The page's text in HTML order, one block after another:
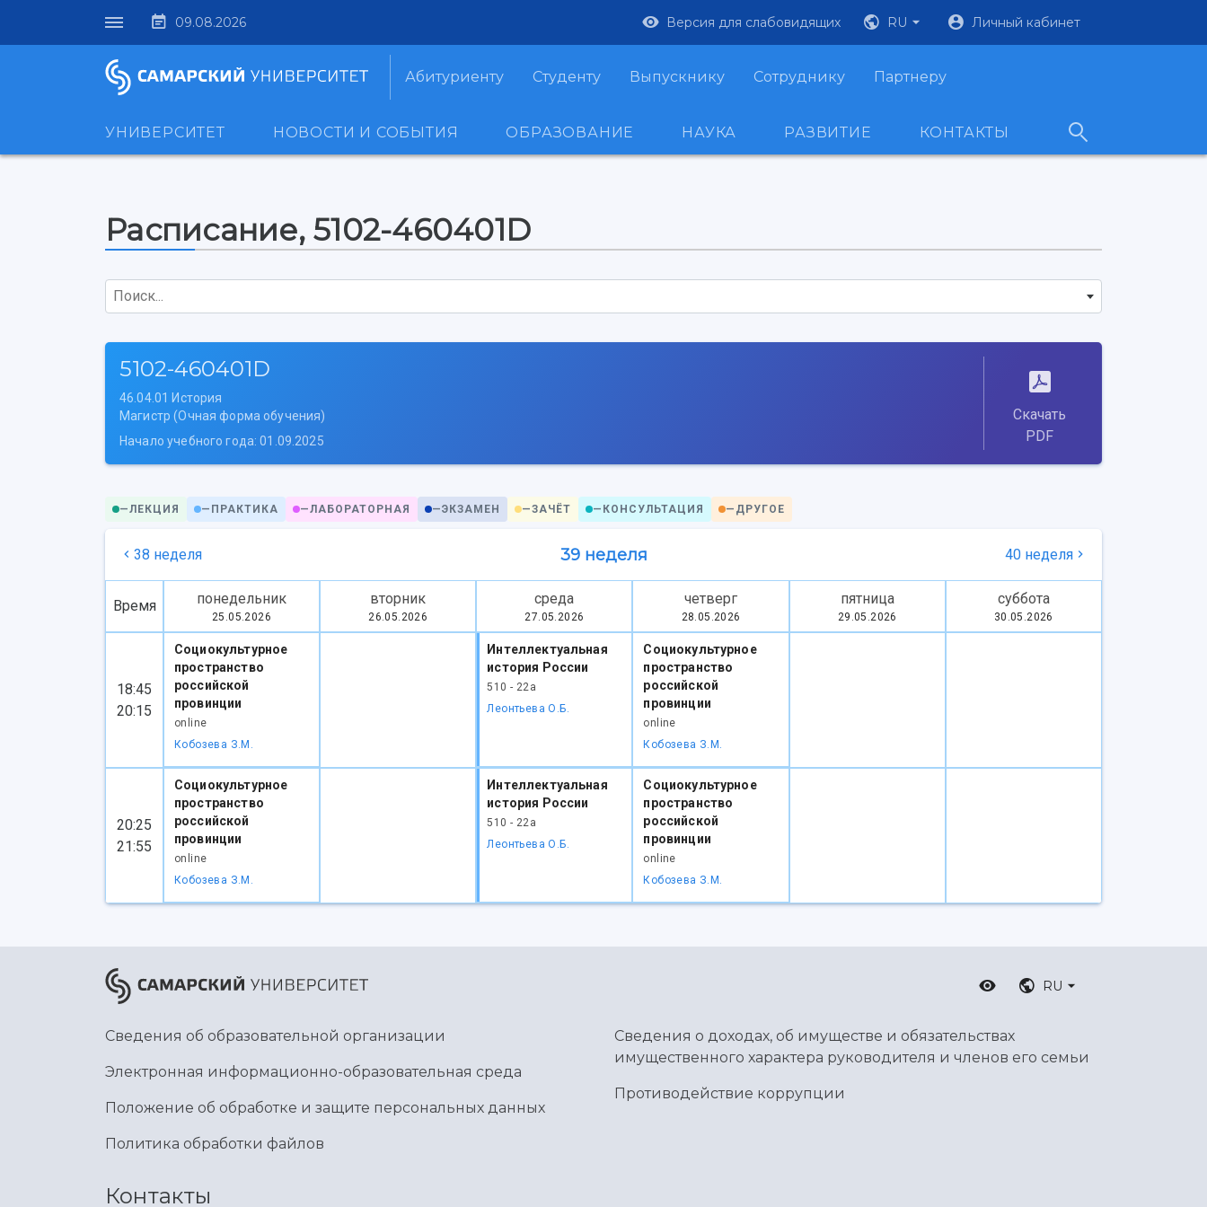
09.08.2026 Версия для слабовидящих RU Личный кабинет
Абитуриенту Студенту Выпускнику Сотруднику Партнеру
УНИВЕРСИТЕТ НОВОСТИ И СОБЫТИЯ ОБРАЗОВАНИЕ НАУКА РАЗВИТИЕ КОНТАКТЫ
Расписание, 5102-460401D
Поиск...
5102-460401D
46.04.01 История
Магистр (Очная форма обучения)
Начало учебного года: 01.09.2025
Скачать
PDF
—ЛЕКЦИЯ — ПРАКТИКА —ЛАБОРАТОРНАЯ —ЭКЗАМЕН —ЗАЧЁТ — КОНСУЛЬТАЦИЯ — ДРУГОЕ
38 неделя 39 неделя 40 неделя
Время понедельник
25.05.2026
вторник
26.05.2026
среда
27.05.2026
четверг
28.05.2026
пятница
29.05.2026
суббота
30.05.2026
18:45
20:15
Социокультурное
пространство
российской
провинции
online
Кобозева З.М.
Интеллектуальная
история России
510 - 22а
Леонтьева О.Б.
Социокультурное
пространство
российской
провинции
online
Кобозева З.М.
20:25
21:55
Социокультурное
пространство
российской
провинции
online
Кобозева З.М.
Интеллектуальная
история России
510 - 22а
Леонтьева О.Б.
Социокультурное
пространство
российской
провинции
online
Кобозева З.М.
RU
Сведения об образовательной организации
Электронная информационно-образовательная среда
Положение об обработке и защите персональных данных
Политика обработки файлов
Сведения о доходах, об имуществе и обязательствах
имущественного характера руководителя и членов его семьи
Противодействие коррупции
Контакты